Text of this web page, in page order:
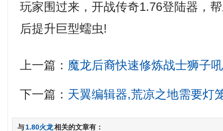
玩家围过来，开战传奇1.76登陆器，
后提升巨型蠕虫!
上一篇： 魔龙后裔快速修炼战士狮子吼
下一篇： 天翼编辑器,荒凉之地需要灯
与1.80火龙相关的文章有：